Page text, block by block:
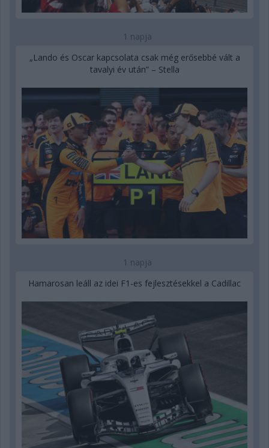
1 napja
„Lando és Oscar kapcsolata csak még erősebbé vált a
tavalyi év után” – Stella
1 napja
Hamarosan leáll az idei F1-es fejlesztésekkel a Cadillac